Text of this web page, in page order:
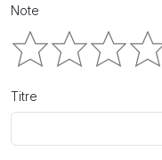
Note
Titre